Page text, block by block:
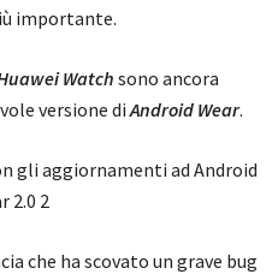
importante.
Watchsono ancora
versione diAndroid Wear.
che ha scovato un grave bug